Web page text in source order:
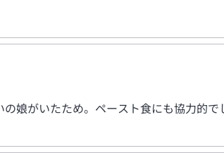
娘がいたため。ペースト食にも協力的で